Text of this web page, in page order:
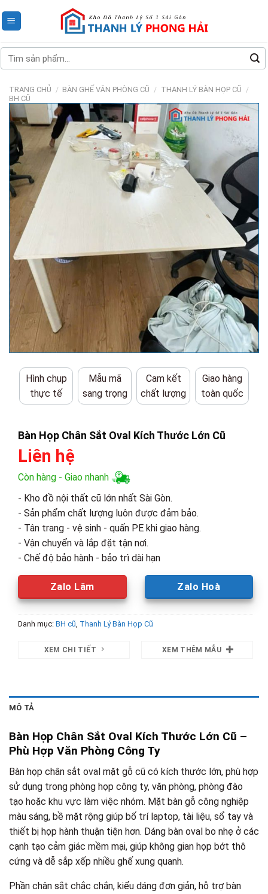
to
Tìm
kiếm:
TRANG CHỦ / BÀN GHẾ VĂN PHÒNG CŨ / THANH LÝ BÀN HỌP CŨ /
BH CŨ
Hình chụp
thực tế
Mẫu mã
sang trọng
Cam kết
chất lượng
Giao hàng
toàn quốc
Bàn Họp Chân Sắt Oval Kích Thước Lớn Cũ
Liên hệ
Còn hàng - Giao nhanh
- Kho đồ nội thất cũ lớn nhất Sài Gòn.
- Sản phẩm chất lượng luôn được đảm bảo.
- Tân trang - vệ sinh - quấn PE khi giao hàng.
- Vận chuyển và lắp đặt tận nơi.
- Chế độ bảo hành - bảo trì dài hạn
Zalo Lâm Zalo Hoà
Danh mục: BH cũ, Thanh Lý Bàn Họp Cũ
XEM CHI TIẾT XEM THÊM MẪU
MÔ TẢ
Bàn Họp Chân Sắt Oval Kích Thước Lớn Cũ –
Phù Hợp Văn Phòng Công Ty
Bàn họp chân sắt oval mặt gỗ cũ có kích thước lớn, phù hợp
sử dụng trong phòng họp công ty, văn phòng, phòng đào
tạo hoặc khu vực làm việc nhóm. Mặt bàn gỗ công nghiệp
màu sáng, bề mặt rộng giúp bố trí laptop, tài liệu, sổ tay và
thiết bị họp hành thuận tiện hơn. Dáng bàn oval bo nhẹ ở các
cạnh tạo cảm giác mềm mại, giúp không gian họp bớt thô
cứng và dễ sắp xếp nhiều ghế xung quanh.
Phần chân sắt chắc chắn, kiểu dáng đơn giản, hỗ trợ bàn